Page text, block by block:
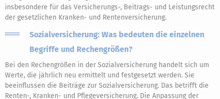
insbesondere für das Versicherungs-, Beitrags- und Leistungsrecht
der gesetzlichen Kranken- und Rentenversicherung.
Sozialversicherung: Was bedeuten die einzelnen
Begriffe und Rechengrößen?
Bei den Rechengrößen in der Sozialversicherung handelt sich um
Werte, die jährlich neu ermittelt und festgesetzt werden. Sie
beeinflussen die Beiträge zur Sozialversicherung. Das betrifft die
Renten-, Kranken- und Pflegeversicherung. Die Anpassung der